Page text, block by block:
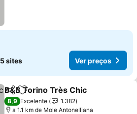
5 sites Ver preços
PartilharAdicionar aos favoritos
B&B Torino Très Chic
8,9 Excelente
1.382
a 1.1 km de Mole Antonelliana